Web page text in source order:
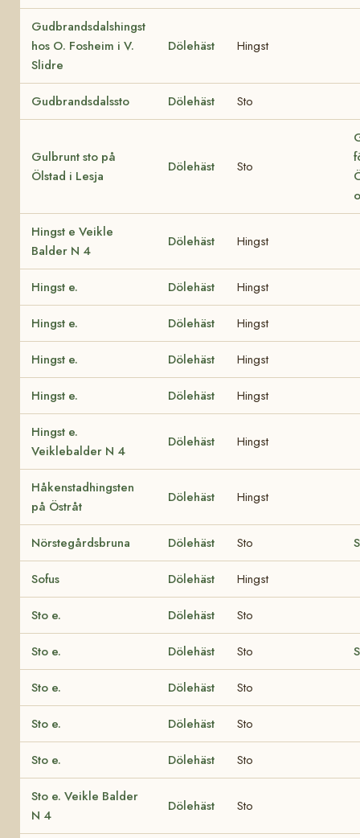
Gudbrandsdalshingst
hos O. Fosheim i V.
Slidre
Dölehäst Hingst
Gudbrandsdalssto Dölehäst Sto
Gulbrunt sto på
Ölstad i Lesja
Dölehäst Sto
Hingst e Veikle
Balder N 4
Dölehäst Hingst
Hingst e. Dölehäst Hingst
Hingst e. Dölehäst Hingst
Hingst e. Dölehäst Hingst
Hingst e. Dölehäst Hingst
Hingst e.
Veiklebalder N 4
Dölehäst Hingst
Håkenstadhingsten
på Östråt
Dölehäst Hingst
Nörstegårdsbruna Dölehäst Sto
Sofus Dölehäst Hingst
Sto e. Dölehäst Sto
Sto e. Dölehäst Sto
Sto e. Dölehäst Sto
Sto e. Dölehäst Sto
Sto e. Dölehäst Sto
Sto e. Veikle Balder
N 4
Dölehäst Sto